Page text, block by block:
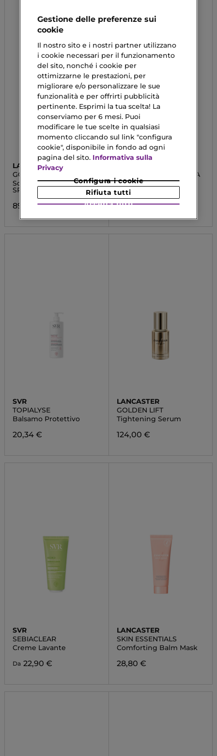
LANCASTER
GOLDEN LIFT
Sculpting Day Cream
SPF15
89,60 €
THE RITUAL OF SAKURA
Olio Doccia
9,90 €
SVR
TOPIALYSE
Balsamo Protettivo
20,34 €
LANCASTER
GOLDEN LIFT
Tightening Serum
124,00 €
SVR
SEBIACLEAR
Creme Lavante
Da 22,90 €
LANCASTER
SKIN ESSENTIALS
Comforting Balm Mask
28,80 €
Gestione delle preferenze sui
cookie
Il nostro sito e i nostri partner utilizzano
i cookie necessari per il funzionamento
del sito, nonché i cookie per
ottimizzarne le prestazioni, per
migliorare e/o personalizzare le sue
funzionalità e per offrirti pubblicità
pertinente. Esprimi la tua scelta! La
conserviamo per 6 mesi. Puoi
modificare le tue scelte in qualsiasi
momento cliccando sul link "configura
cookie", disponibile in fondo ad ogni
pagina del sito. Informativa sulla
Privacy
Configura i cookie
Rifiuta tutti
Accetta tutti